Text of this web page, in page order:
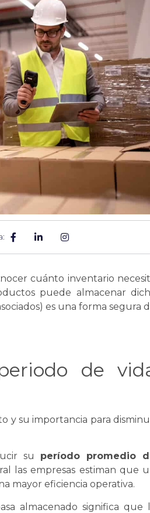
cuánto inventario
puede almacenar
es una forma segura
de
y su importancia para
su período promedio
las empresas estiman que
mayor eficiencia operativa.
almacenado significa que